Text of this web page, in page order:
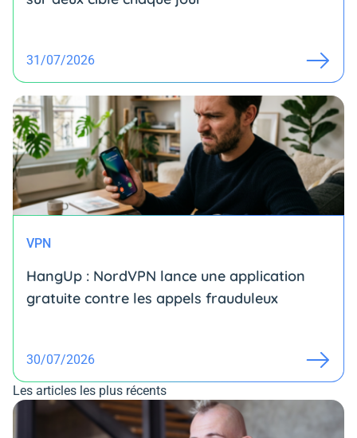
31/07/2026
VPN
HangUp : NordVPN lance une application
gratuite contre les appels frauduleux
30/07/2026
Les articles les plus récents